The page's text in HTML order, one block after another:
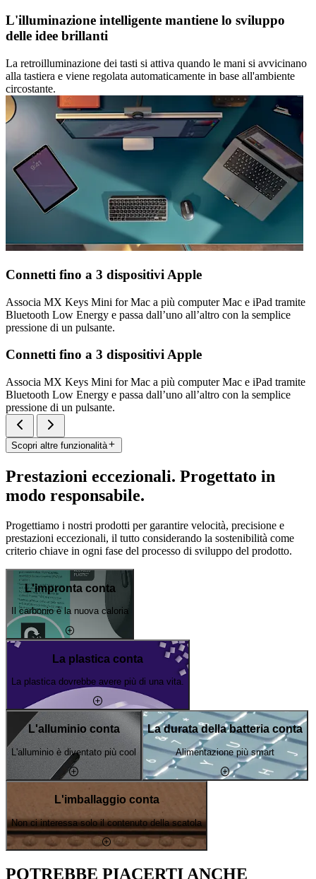
L'illuminazione intelligente mantiene lo sviluppo
delle idee brillanti
La retroilluminazione dei tasti si attiva quando le mani si avvicinano
alla tastiera e viene regolata automaticamente in base all'ambiente
circostante.
Connetti fino a 3 dispositivi Apple
Associa MX Keys Mini for Mac a più computer Mac e iPad tramite
Bluetooth Low Energy e passa dall’uno all’altro con la semplice
pressione di un pulsante.
Connetti fino a 3 dispositivi Apple
Associa MX Keys Mini for Mac a più computer Mac e iPad tramite
Bluetooth Low Energy e passa dall’uno all’altro con la semplice
pressione di un pulsante.
Scopri altre funzionalità
Prestazioni eccezionali. Progettato in
modo responsabile.
Progettiamo i nostri prodotti per garantire velocità, precisione e
prestazioni eccezionali, il tutto considerando la sostenibilità come
criterio chiave in ogni fase del processo di sviluppo del prodotto.
L'impronta conta
Il carbonio è la nuova caloria
La plastica conta
La plastica dovrebbe avere più di una vita.
L'alluminio conta
L'alluminio è diventato più cool
La durata della batteria conta
Alimentazione più smart
L'imballaggio conta
Non ci interessa solo il contenuto della scatola
POTREBBE PIACERTI ANCHE